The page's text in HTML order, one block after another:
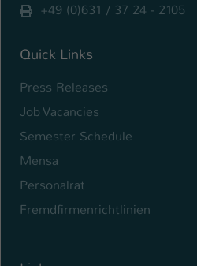
+49 (0)631 / 37 24 - 2105
Quick Links
Press Releases
Job Vacancies
Semester Schedule
Mensa
Personalrat
Fremdfirmenrichtlinien